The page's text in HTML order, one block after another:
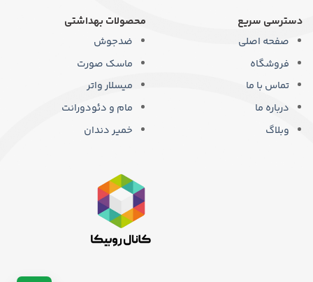
می
باشد.
ممکن
صفحه
دسترسی سریع
صفحه اصلی
فروشگاه
تماس با ما
درباره ما
وبلاگ
محصولات بهداشتی
ضدجوش
ماسک صورت
میسلار واتر
مام و دئودورانت
خمیر دندان